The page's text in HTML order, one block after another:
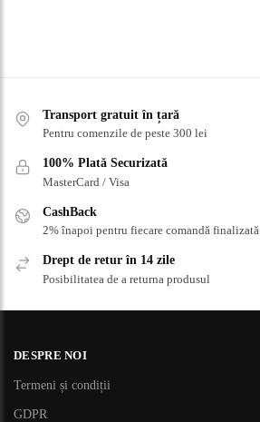
Transport gratuit în țară
Pentru comenzile de peste 300 lei
100% Plată Securizată
MasterCard / Visa
CashBack
2% înapoi pentru fiecare comandă finalizată
Drept de retur în 14 zile
Posibilitatea de a returna produsul
DESPRE NOI
Termeni și condiții
GDPR